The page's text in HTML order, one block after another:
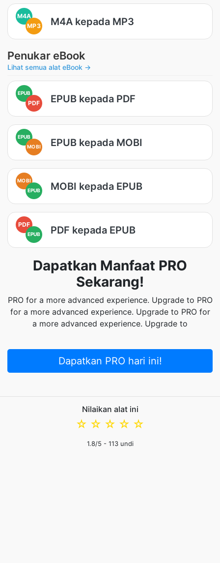
M4A
MP3
M4A kepada MP3
Penukar eBook
Lihat semua alat eBook →
EPUB
PDF EPUB kepada PDF
EPUB
MOBI
EPUB kepada MOBI
MOBI
EPUB
MOBI kepada EPUB
PDF
EPUB PDF kepada EPUB
Dapatkan Manfaat PRO
Sekarang!
PRO for a more advanced experience. Upgrade to PRO
for a more advanced experience. Upgrade to PRO for
a more advanced experience. Upgrade to
Dapatkan PRO hari ini!
Nilaikan alat ini
☆
☆
☆
☆
☆
1.8/5 - 113undi